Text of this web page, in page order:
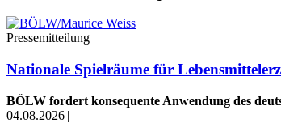
Pressemitteilung
Nationale Spielräume für
BÖLW fordert konsequente Anwendung des
04.08.2026 |